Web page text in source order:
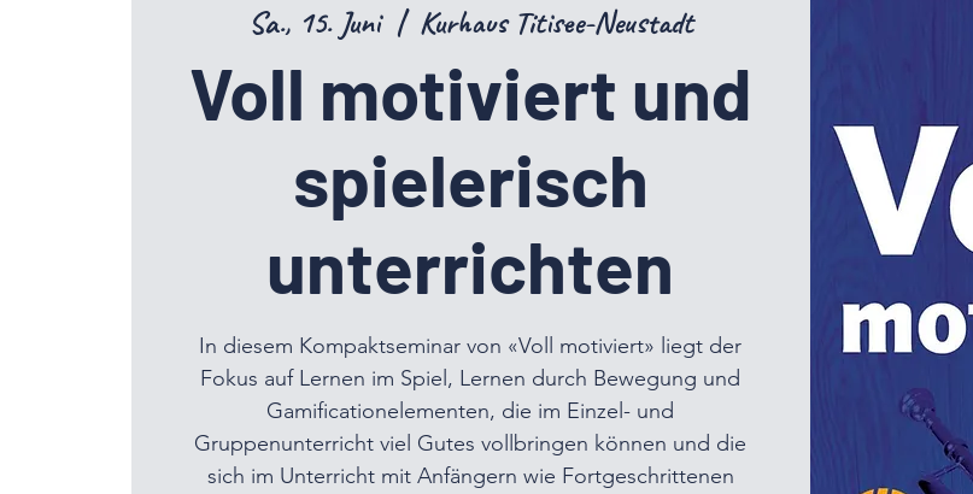
Sa., 15. Juni
  |
Kurhaus Titisee-Neustadt
Voll motiviert und
spielerisch
unterrichten
In diesem Kompaktseminar von «Voll motiviert» liegt der
Fokus auf Lernen im Spiel, Lernen durch Bewegung und
Gamificationelementen, die im Einzel- und
Gruppenunterricht viel Gutes vollbringen können und die
sich im Unterricht mit Anfängern wie Fortgeschrittenen